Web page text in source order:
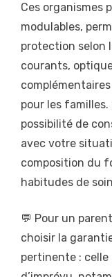
Ces organismes
modulables,
protection selon
courants,
pour les
possibilité de
avec votre
composition du
habitudes de
💬 Pour un
choisir la
pertinente :